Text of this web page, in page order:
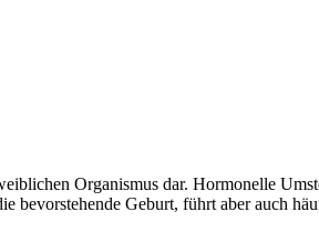
Organismus dar. Hormonelle
bevorstehende Geburt, führt aber auch